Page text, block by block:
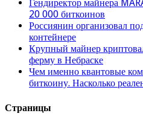
Гендиректор майнера
20 000 биткоинов
Россиянин организовал
контейнере
Крупный майнер
ферму в Небраске
Чем именно квантовые
биткоину. Насколько
Страницы